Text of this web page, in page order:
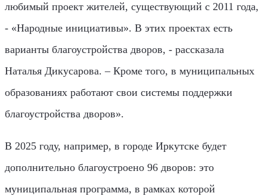
любимый проект жителей, существующий с 2011 года,
- «Народные инициативы». В этих проектах есть
варианты благоустройства дворов, - рассказала
Наталья Дикусарова. – Кроме того, в муниципальных
образованиях работают свои системы поддержки
благоустройства дворов».
В 2025 году, например, в городе Иркутске будет
дополнительно благоустроено 96 дворов: это
муниципальная программа, в рамках которой